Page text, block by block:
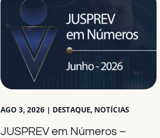
JUSPREV em Números –
AGO 3, 2026 | DESTAQUE, NOTÍCIAS